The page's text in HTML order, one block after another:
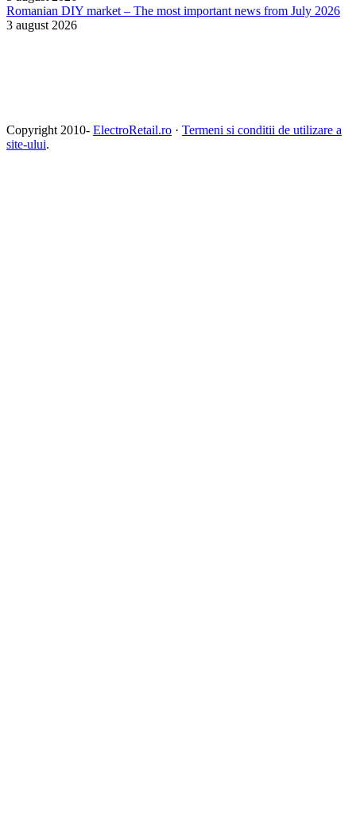
Romanian DIY market – The most important news from July 2026
3 august 2026
Copyright 2010- ElectroRetail.ro · Termeni si conditii de utilizare a
site-ului.